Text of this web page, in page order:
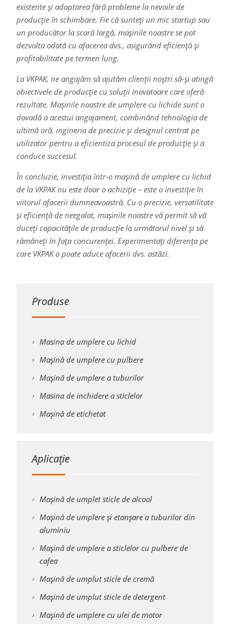
existente și adaptarea fără probleme la nevoile de
producție în schimbare. Fie că sunteți un mic startup sau
un producător la scară largă, mașinile noastre se pot
dezvolta odată cu afacerea dvs., asigurând eficiență și
profitabilitate pe termen lung.
La VKPAK, ne angajăm să ajutăm clienții noștri să-și atingă
obiectivele de producție cu soluții inovatoare care oferă
rezultate. Mașinile noastre de umplere cu lichide sunt o
dovadă a acestui angajament, combinând tehnologia de
ultimă oră, ingineria de precizie și designul centrat pe
utilizator pentru a eficientiza procesul de producție și a
conduce succesul.
În concluzie, investiția într-o mașină de umplere cu lichid
de la VKPAK nu este doar o achiziție – este o investiție în
viitorul afacerii dumneavoastră. Cu o precizie, versatilitate
și eficiență de neegalat, mașinile noastre vă permit să vă
duceți capacitățile de producție la următorul nivel și să
rămâneți în fața concurenței. Experimentați diferența pe
care VKPAK o poate aduce afacerii dvs. astăzi.
Produse
Masina de umplere cu lichid
Mașină de umplere cu pulbere
Mașină de umplere a tuburilor
Masina de inchidere a sticlelor
Mașină de etichetat
Aplicație
Mașină de umplet sticle de alcool
Mașină de umplere și etanșare a tuburilor din
aluminiu
Mașină de umplere a sticlelor cu pulbere de
cafea
Mașină de umplut sticle de cremă
Mașină de umplut sticle de detergent
Mașină de umplere cu ulei de motor